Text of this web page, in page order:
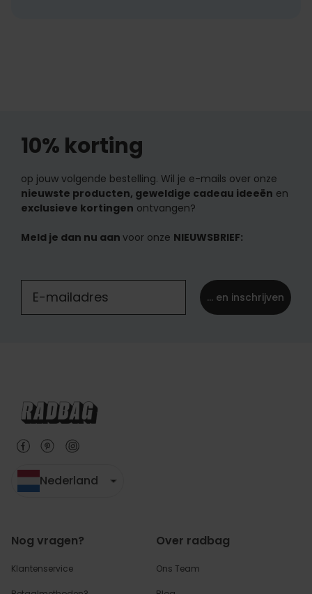
10% korting
op jouw volgende bestelling. Wil je e-mails over onze
nieuwste producten, geweldige cadeau ideeën en
exclusieve kortingen ontvangen?
Meld je dan nu aan voor onze NIEUWSBRIEF:
... en inschrijven
Nederland
Nog vragen?
Klantenservice
Over radbag
Ons Team